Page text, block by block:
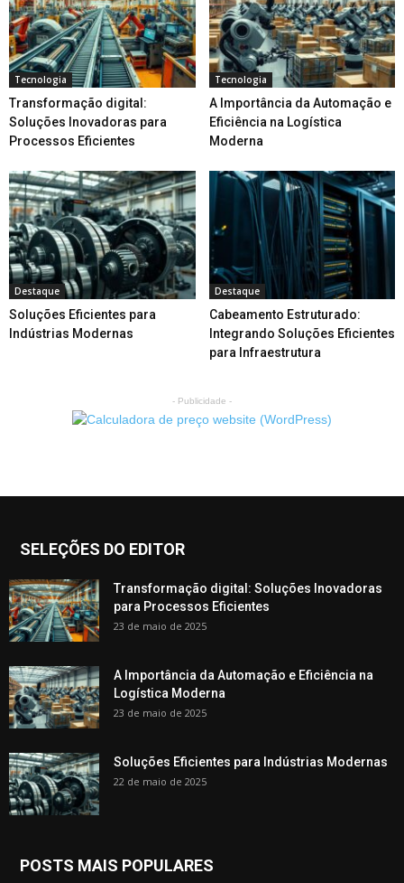
Tecnologia
Transformação digital:
Soluções Inovadoras para
Processos Eficientes
Tecnologia
A Importância da Automação e
Eficiência na Logística
Moderna
Destaque
Soluções Eficientes para
Indústrias Modernas
Destaque
Cabeamento Estruturado:
Integrando Soluções Eficientes
para Infraestrutura
- Publicidade -
SELEÇÕES DO EDITOR
Transformação digital: Soluções Inovadoras
para Processos Eficientes
23 de maio de 2025
A Importância da Automação e Eficiência na
Logística Moderna
23 de maio de 2025
Soluções Eficientes para Indústrias Modernas
22 de maio de 2025
POSTS MAIS POPULARES